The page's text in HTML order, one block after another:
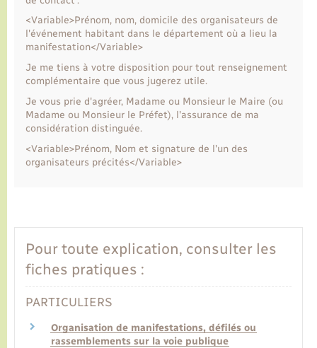
<Variable>Prénom, nom, domicile des organisateurs de
l'événement habitant dans le département où a lieu la
manifestation</Variable>
Je me tiens à votre disposition pour tout renseignement
complémentaire que vous jugerez utile.
Je vous prie d'agréer, Madame ou Monsieur le Maire (ou
Madame ou Monsieur le Préfet), l'assurance de ma
considération distinguée.
<Variable>Prénom, Nom et signature de l'un des
organisateurs précités</Variable>
Pour toute explication, consulter les
fiches pratiques :
PARTICULIERS
Organisation de manifestations, défilés ou
rassemblements sur la voie publique